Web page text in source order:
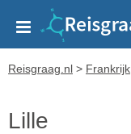
Reisgraag.nl > Frankrijk
Lille